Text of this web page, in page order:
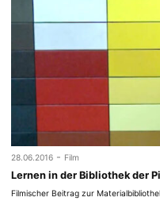
28.06.2016 - Film
Lernen in der Bibliothek der
Filmischer Beitrag zur